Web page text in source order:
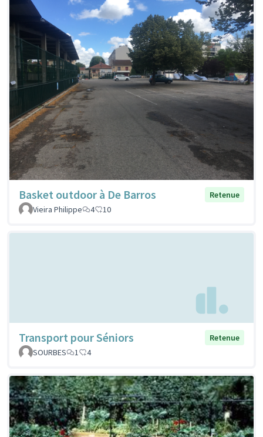
Basket outdoor à De Barros
Retenue
Vieira Philippe
4 10
Transport pour Séniors
Retenue
SOURBES
1 4